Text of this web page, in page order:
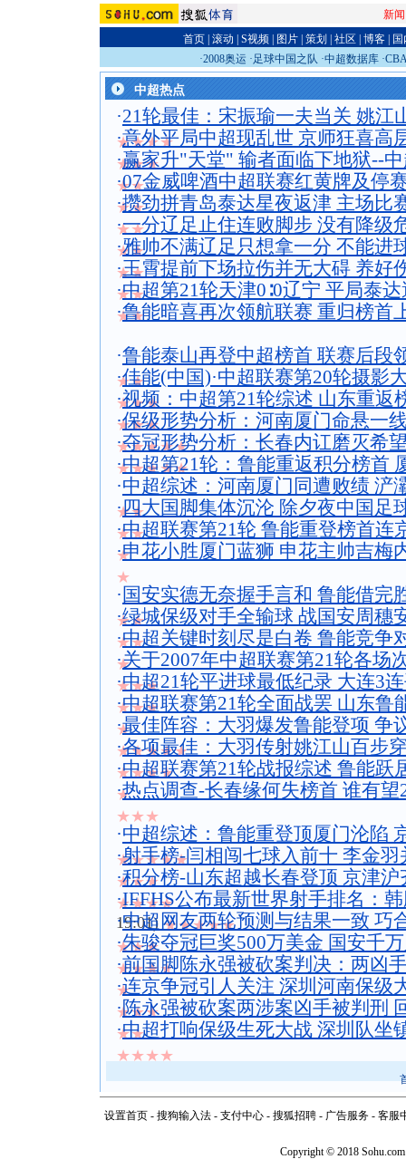
新闻
首页| 滚动 S视频| 图片| 策划 社区 博客|
国
·2008奥运 ·足球中国之队 ·中超数据库·
中超热点
·21轮最佳：宋振瑜一夫当关 姚江
★★★★
·意外平局中超现乱世 京师狂喜高
★★★
·赢家升"天堂" 输者面临下地狱--
★★
·07金威啤酒中超联赛红黄牌及停
★★
·攒劲拼青岛泰达星夜返津 主场比
★★
·一分辽足止住连败脚步 没有降级
★★
·雅帅不满辽足只想拿一分 不能进
★★
·王霄提前下场拉伤并无大碍 养好
★★
·中超第21轮天津0∶0辽宁 平局泰
★★
·鲁能暗喜再次领航联赛 重归榜首
·鲁能泰山再登中超榜首 联赛后段
★★
·佳能(中国)·中超联赛第20轮摄影
★★★
·视频：中超第21轮综述 山东重返
★★★
·保级形势分析：河南厦门命悬一
★★★★★
·夺冠形势分析：长春内讧磨灭希
★★★★★
·中超第21轮：鲁能重返积分榜首
·中超综述：河南厦门同遭败绩 浐
★★
·四大国脚集体沉沦 除夕夜中国足
★★
·中超联赛第21轮 鲁能重登榜首连
★
·申花小胜厦门蓝狮 申花主帅吉梅
★
· 国安实德无奈握手言和 鲁能借完
★★
·绿城保级对手全输球 战国安周穗
★★
·中超关键时刻尽是白卷 鲁能竞争
★
·关于2007年中超联赛第21轮各场
★★★
·中超21轮平进球最低纪录 大连3
★★★
·中超联赛第21轮全面战罢 山东鲁
★
·最佳阵容：大羽爆发鲁能登项 争
★★★★★
·各项最佳：大羽传射姚江山百步
★★★★
·中超联赛第21轮战报综述 鲁能跃
★
·热点调查-长春缘何失榜首 谁有望
★★★
·中超综述：鲁能重登顶厦门沦陷
★★★★★
·射手榜-闫相闯七球入前十 李金羽
★★★
·积分榜-山东超越长春登顶 京津沪
★★★★
·IFFHS公布最新世界射手排名：
19:01) ★★★★★
·中超网友两轮预测与结果一致 巧
★★★
·朱骏夺冠巨奖500万美金 国安千
★★★★
·前国脚陈永强被砍案判决：两凶
★
·连京争冠引人关注 深圳河南保级
★★★
·陈永强被砍案两涉案凶手被判刑
★★
·中超打响保级生死大战 深圳队坐
★★★★
设置首页- 搜狗输入法- 支付中心- 搜狐招聘- 广告服务- 客服
Copyright© 2018